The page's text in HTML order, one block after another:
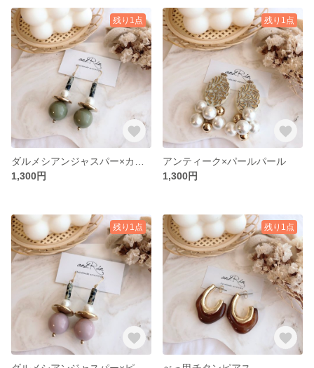
残り1点
1,300円
残り1点
アンティーク×パールパール
1,300円
残り1点 残り1点